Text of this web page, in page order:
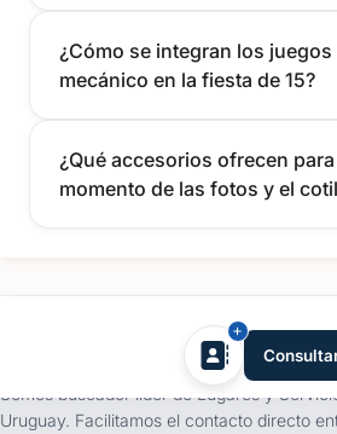
¿Cómo se integran los juegos
mecánico en la fiesta de 15?
¿Qué accesorios ofrecen para
momento de las fotos y el
Somos buscador líder de Lugares y
Uruguay. Facilitamos el contacto directo